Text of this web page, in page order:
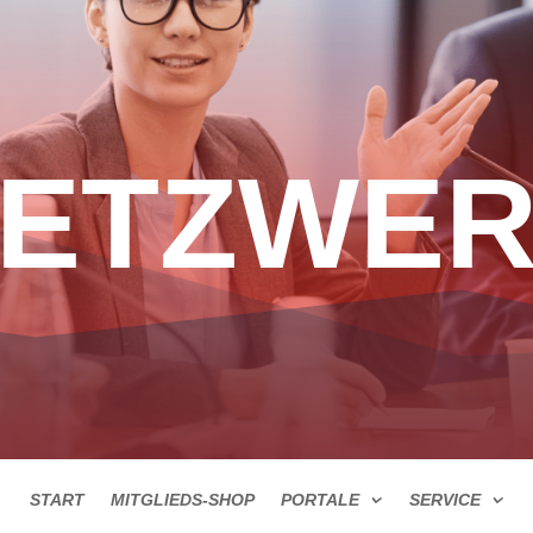
START MITGLIEDS-SHOP PORTALE SERVICE